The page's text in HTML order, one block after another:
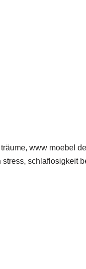
www moebel
schlaflosigkeit